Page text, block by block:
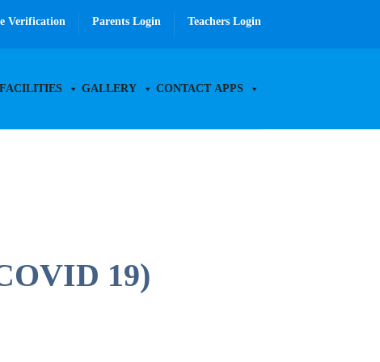
Verification Parents Login Teachers Login
FACILITIES GALLERY CONTACT APPS
19)